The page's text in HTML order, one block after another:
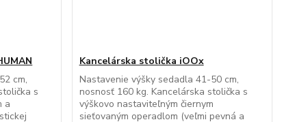
cm,
s
a
Kancelárska stolička iOOx
Nastavenie výšky sedadla 41-50 cm,
nosnosť 160 kg. Kancelárska stolička s
výškovo nastaviteľným čiernym
sieťovaným operadlom (veľmi pevná a